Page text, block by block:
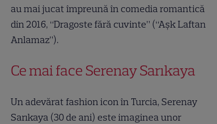
au mai jucat împreună în comedia romantică
din 2016, “Dragoste fără cuvinte” (“Aşk Laftan
Anlamaz”).
Ce mai face Serenay Sarıkaya
Un adevărat fashion icon în Turcia, Serenay
Sarıkaya (30 de ani) este imaginea unor